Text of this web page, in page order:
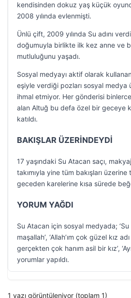
kendisinden dokuz yaş küçük
2008 yılında evlenmişti.
Ünlü çift, 2009 yılında Su adını
doğumuyla birlikte ilk kez anne ve
mutluluğunu yaşadı.
Sosyal medyayı aktif olarak kullanan
eşiyle verdiği pozları sosyal medya
ihmal etmiyor. Her gönderisi
alan Altuğ bu defa özel bir geceye
katıldı.
BAKIŞLAR ÜZERİNDEYDİ
17 yaşındaki Su Atacan saçı,
takımıyla yine tüm bakışları üzerine
geceden karelerine kısa sürede
YORUM YAĞDI
Su Atacan için sosyal medyada;
maşallah’, ‘Allah’ım çok güzel kız adı
gerçekten çok hanım asil bir kız’,
yorumlar yapıldı.
1 yazı görüntüleniyor (toplam 1)